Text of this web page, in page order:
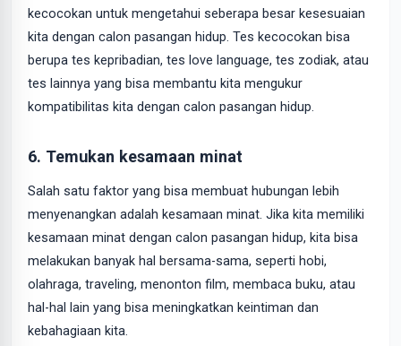
kecocokan untuk mengetahui seberapa besar kesesuaian
kita dengan calon pasangan hidup. Tes kecocokan bisa
berupa tes kepribadian, tes love language, tes zodiak, atau
tes lainnya yang bisa membantu kita mengukur
kompatibilitas kita dengan calon pasangan hidup.
6. Temukan kesamaan minat
Salah satu faktor yang bisa membuat hubungan lebih
menyenangkan adalah kesamaan minat. Jika kita memiliki
kesamaan minat dengan calon pasangan hidup, kita bisa
melakukan banyak hal bersama-sama, seperti hobi,
olahraga, traveling, menonton film, membaca buku, atau
hal-hal lain yang bisa meningkatkan keintiman dan
kebahagiaan kita.